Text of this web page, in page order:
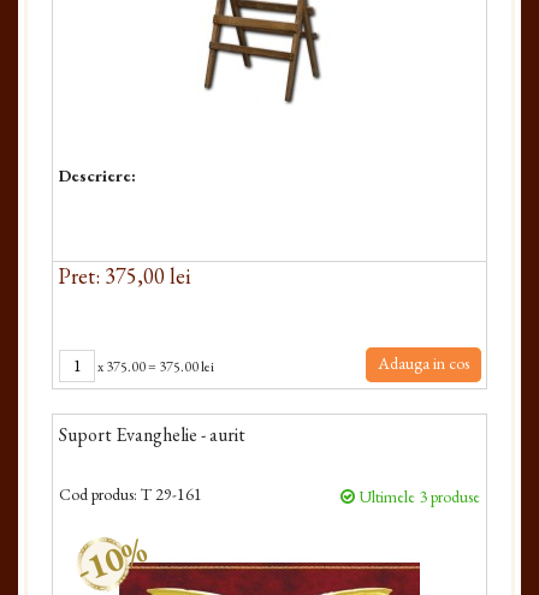
Descriere:
Pret: 375,00 lei
x375.00= 375.00 lei Adauga in cos
Suport Evanghelie - aurit
Cod produs: T 29-161 Ultimele 3 produse
-10%